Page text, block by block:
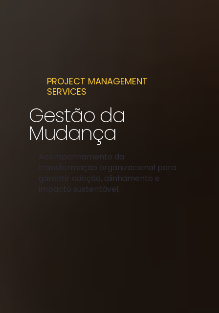
​PROJECT MANAGEMENT
SERVICES
Gestão da
Mudança
Acompanhamento da
transformação organizacional para
garantir adoção, alinhamento e
impacto sustentável.